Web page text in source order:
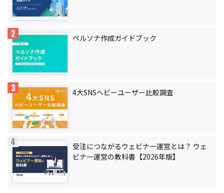
ペルソナ作成ガイドブック
4大SNSヘビーユーザー比較調査
受注につながるウェビナー運営とは？ ウェ
ビナー運営の教科書【2026年版】